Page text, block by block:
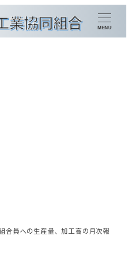
MENU
合員への生産量、加工高の月次報